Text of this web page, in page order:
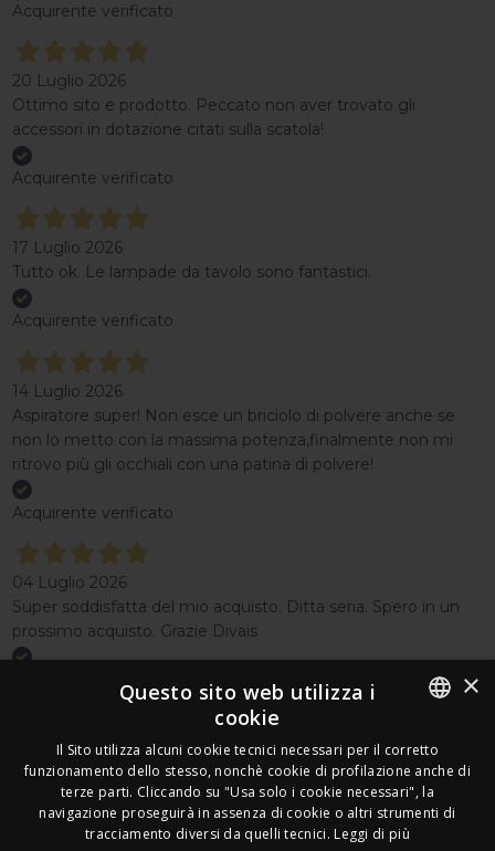
Acquirente verificato
20 Luglio 2026
Ottimo sito e prodotto. Peccato non aver trovato gli
accessori in dotazione citati sulla scatola!
Acquirente verificato
17 Luglio 2026
Tutto ok. Le lampade da tavolo sono fantastici.
Acquirente verificato
14 Luglio 2026
Aspiratore super! Non esce un briciolo di polvere anche se
non lo metto con la massima potenza,finalmente non mi
ritrovo più gli occhiali con una patina di polvere!
Acquirente verificato
04 Luglio 2026
Super soddisfatta del mio acquisto. Ditta seria. Spero in un
prossimo acquisto. Grazie Divais
Seguici
Newsletter
ITALIAN
FRENCH
GERMAN
×
Questo sito web utilizza i
cookie
Il Sito utilizza alcuni cookie tecnici necessari per il corretto
funzionamento dello stesso, nonchè cookie di profilazione anche di
terze parti. Cliccando su "Usa solo i cookie necessari", la
navigazione proseguirà in assenza di cookie o altri strumenti di
tracciamento diversi da quelli tecnici. Leggi di più